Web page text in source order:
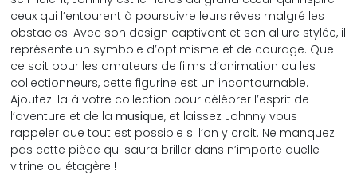
ceux qui l’entourent à poursuivre leurs rêves malgré les
obstacles. Avec son design captivant et son allure stylée, il
représente un symbole d’optimisme et de courage. Que
ce soit pour les amateurs de films d’animation ou les
collectionneurs, cette figurine est un incontournable.
Ajoutez-la à votre collection pour célébrer l’esprit de
l’aventure et de lamusique, et laissez Johnny vous
rappeler que tout est possible si l’on y croit. Ne manquez
pas cette pièce qui saura briller dans n’importe quelle
vitrine ou étagère !